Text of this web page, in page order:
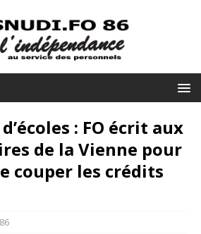
: FO écrit aux
de la Vienne pour
couper les crédits